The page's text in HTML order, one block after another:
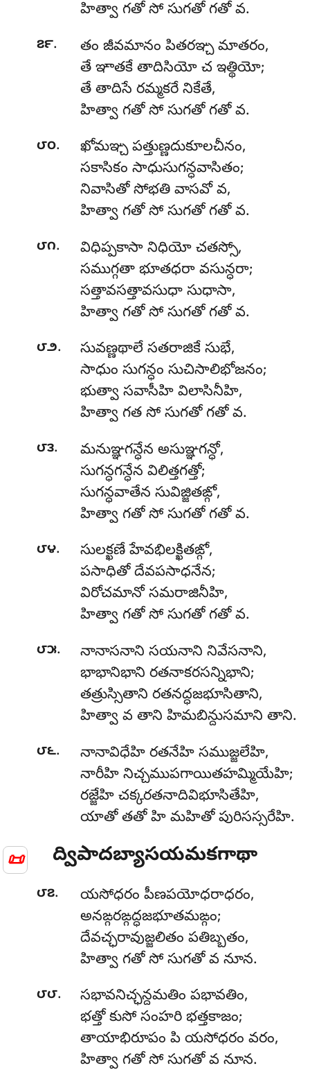
📜
హిత్వా గతో సో సుగతో గతో వ.
౭౯.
తం జీవమానం పితరఞ్చ మాతరం,
తే ఞాతకే తాదిసియో చ ఇత్థియో;
తే తాదిసే రమ్మకరే నికేతే,
హిత్వా గతో సో సుగతో గతో వ.
౮౦.
ఖోమఞ్చ పత్తుణ్ణదుకూలచీనం,
సకాసికం సాధుసుగన్ధవాసితం;
నివాసితో సోభతి వాసవో వ,
హిత్వా గతో సో సుగతో గతో వ.
౮౧.
విధిప్పకాసా నిధియో చతస్సో,
సముగ్గతా భూతధరా వసున్ధరా;
సత్తావసత్తావసుధా సుధాసా,
హిత్వా గతో సో సుగతో గతో వ.
౮౨.
సువణ్ణథాలే సతరాజికే సుభే,
సాధుం సుగన్ధం సుచిసాలిభోజనం;
భుత్వా సవాసీహి విలాసినీహి,
హిత్వా గత సో సుగతో గతో వ.
౮౩.
మనుఞ్ఞగన్ధేన అసుఞ్ఞగన్ధో,
సుగన్ధగన్ధేన విలిత్తగత్తో;
సుగన్ధవాతేన సువిజ్జితఙ్గో,
హిత్వా గతో సో సుగతో గతో వ.
౮౪.
సులక్ఖణే హేవభిలక్ఖితఙ్గో,
పసాధితో దేవపసాధనేన;
విరోచమానో సమరాజినీహి,
హిత్వా గతో సో సుగతో గతో వ.
౮౫.
నానాసనాని సయనాని నివేసనాని,
భాభానిభాని రతనాకరసన్నిభాని;
తత్రుస్సితాని రతనద్ధజభూసితాని,
హిత్వా వ తాని హిమబిన్దుసమాని తాని.
౮౬.
నానావిధేహి రతనేహి సముజ్జలేహి,
నారీహి నిచ్చముపగాయితహమ్మియేహి;
రజ్జేహి చక్కరతనాదివిభూసితేహి,
యాతో తతో హి మహితో పురిసస్సరేహి.
ద్విపాదబ్యాసయమకగాథా
౮౭.
యసోధరం పీణపయోధరాధరం,
అనఙ్గరఙ్గద్ధజభూతమఙ్గం;
దేవచ్ఛరావుజ్జలితం పతిబ్బతం,
హిత్వా గతో సో సుగతో వ నూన.
౮౮.
సభావనిచ్ఛన్దమతిం పభావతిం,
భత్తో కుసో సంహరి భత్తకాజం;
తాయాభిరూపం పి యసోధరం వరం,
హిత్వా గతో సో సుగతో వ నూన.